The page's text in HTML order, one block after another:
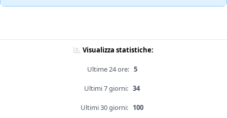
Visualizza statistiche:
Ultime 24 ore: 5
Ultimi 7 giorni: 34
Ultimi 30 giorni: 100